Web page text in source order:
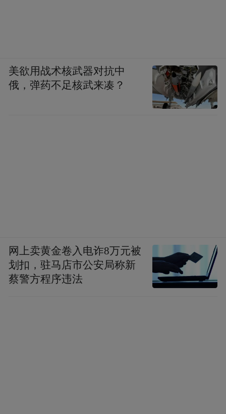
美欲用战术核武器对抗中
俄，弹药不足核武来凑？
网上卖黄金卷入电诈8万元被
划扣，驻马店市公安局称新
蔡警方程序违法